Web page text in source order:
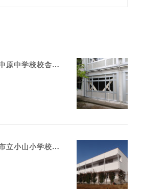
千葉県柏市 柏市立中原中学校校舎耐震補強工事
千葉県流山市 流山市立小山小学校校舎増築工事